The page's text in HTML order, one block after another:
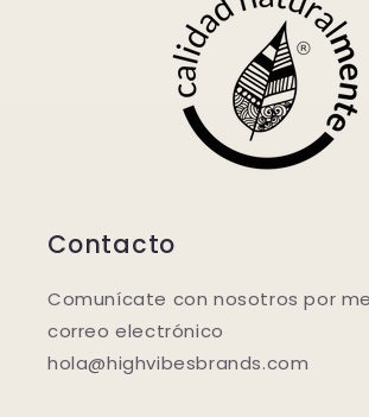
Contacto
Comunícate con nosotros por
correo electrónico
hola@highvibesbrands.com